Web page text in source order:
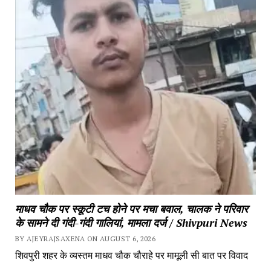
माधव चौक पर स्कूटी टच होने पर मचा बवाल, चालक ने परिवार
के सामने दी गंदी-गंदी गालियां, मामला दर्ज / Shivpuri News
BY AJEYRAJSAXENA ON AUGUST 6, 2026
शिवपुरी शहर के व्यस्तम माधव चौक चौराहे पर मामूली सी बात पर विवाद